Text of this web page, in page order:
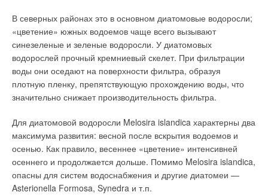
В северных районах это в основном диатомовые водоросли;
«цветение» южных водоемов чаще всего вызывают
синезеленые и зеленые водоросли. У диатомовых
водорослей прочный кремниевый скелет. При фильтрации
воды они оседают на поверхности фильтра, образуя
плотную пленку, препятствующую прохождению воды, что
значительно снижает производительность фильтра.
Для диатомовой водоросли Melosira islandica характерны два
максимума развития: весной после вскрытия водоемов и
осенью. Как правило, весеннее «цветение» интенсивней
осеннего и продолжается дольше. Помимо Melosira islandica,
опасны для систем водоснабжения и другие диатомеи —
Asterionella Formosa, Synedra и т.п.
трубы толщиной 0,6 мм — из стали марки 1.4301.
Стандартный вариант поверхности —блестящая зеркальная.
На заказ возможны матовая, а также цветные поверхности
любого номера RAL. Диапазоны диаметров — от 113 до 600
мм. «Система Комплекс Meди Д» выпускается диаметром от
80 до 300 мм.
допускает применение при высоких давлении и
температурах. При потребности в диаметрах более 600 мм
может использоваться система «Комплекс Европ Д» с
диаметром до 1200 мм. Теплоизоляция — из минерального
волокна толщиной 50 мм. До диаметра 500 мм вожможна
толщина 25 мм. Теплоизоляция системы «Комплекс Meди Д»